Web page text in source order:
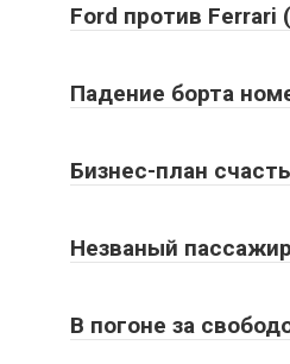
Ford против Ferrari
Падение борта
Бизнес-план
Незваный
В погоне за